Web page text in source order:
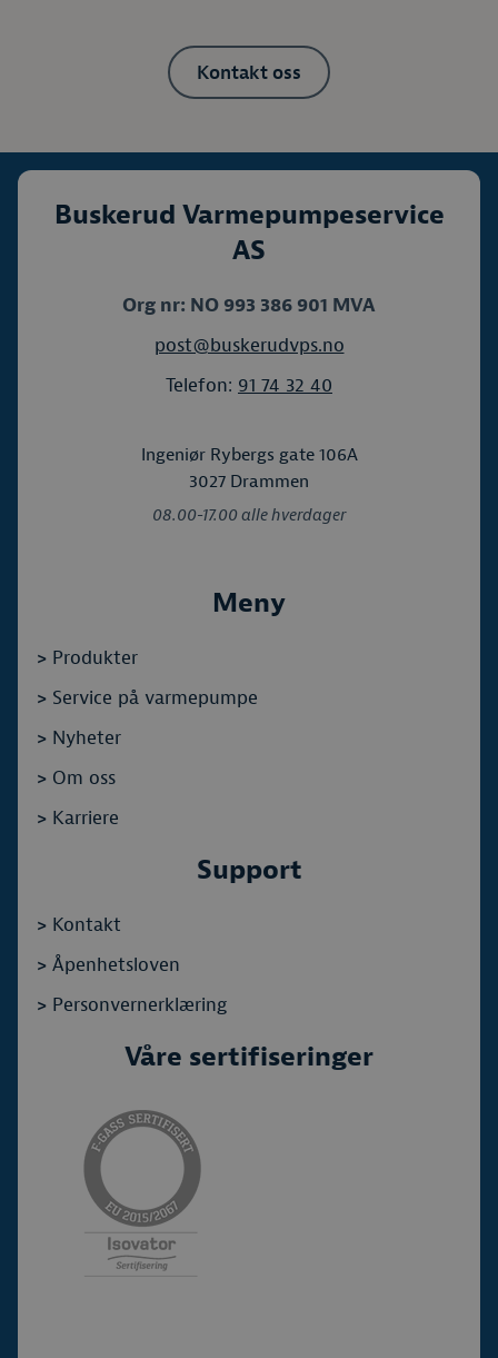
Kontakt oss
Buskerud Varmepumpeservice
AS
Org nr: NO 993 386 901 MVA
post@buskerudvps.no
Telefon: 91 74 32 40
Ingeniør Rybergs gate 106A
3027 Drammen
08.00-17.00 alle hverdager
Meny
> Produkter
> Service på varmepumpe
> Nyheter
> Om oss
> Karriere
Support
> Kontakt
> Åpenhetsloven
> Personvernerklæring
Våre sertifiseringer